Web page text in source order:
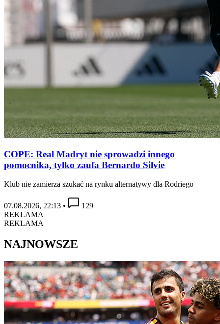
COPE: Real Madryt nie sprowadzi innego
pomocnika, tylko zaufa Bernardo Silvie
Klub nie zamierza szukać na rynku alternatywy dla Rodriego
07.08.2026, 22:13 •
129
REKLAMA
REKLAMA
NAJNOWSZE